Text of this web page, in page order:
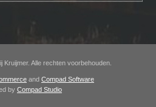
Alle rechten voorbehouden.
and Compad Software
by Compad Studio